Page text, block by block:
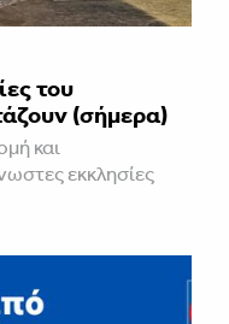
του
(σήμερα)
και
εκκλησίες